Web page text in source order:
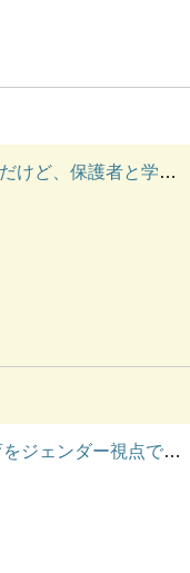
れから何をしたらいいか考えた
ー視点で見直すヒント集